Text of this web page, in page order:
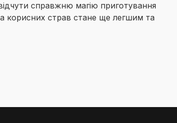
справжню магію приготування
корисних страв стане ще легшим та